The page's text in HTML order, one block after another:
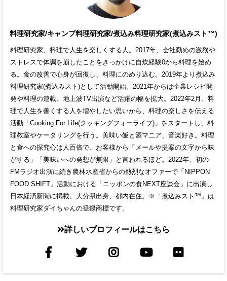
料理研究家/キャンプ料理研究家/煮込み料理研究家(煮込みスト™)
料理研究家、料理で人生を楽しくする人。2017年、会社勤めの激務や
ストレスで体調を崩したことをきっかけに自炊経験0から料理を始め
る。食の改善で心身が回復し、料理にのめり込む。2019年より煮込み
料理研究家(煮込みスト)として活動開始。2021年からは企業レシピ開
発や料理の連載、地上波TV出演など活躍の幅を拡大。2022年2月、料
理で人生を善くする人を増やしたい思いから、料理の楽しさを伝える
活動「Cooking For Life(クッキングフォーライフ)」をスタートし、料
理教室やケータリングを行う。美味い飯と酒マニア、音楽好き。料理
と食への探究心は人百倍で、お客様から「メールや提案の文字から味
がする」「美味いへの発想が無限」と言われるほど。2022年、初の
FMラジオ出演に続き農林水産省からの熱烈なオファーで「NIPPON
FOOD SHIFT」活動における「ニッポンの食NEXT座談会」に出演し
日本経済新聞に掲載。大分県出身、都内在住。※「煮込みスト™」は
料理研究家ダイちゃんの登録商標です。
詳しいプロフィールはこちら